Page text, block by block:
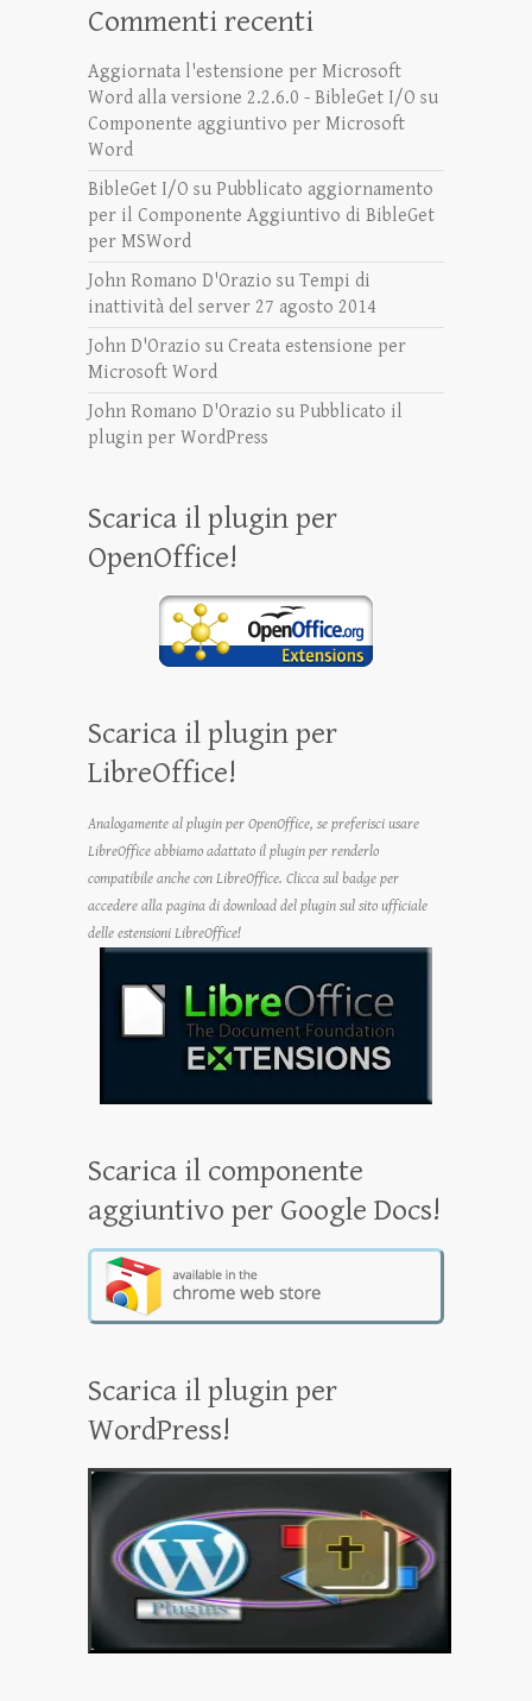
Commenti recenti
Aggiornata l'estensione per Microsoft
Word alla versione 2.2.6.0 - BibleGet I/O su
Componente aggiuntivo per Microsoft
Word
BibleGet I/O su Pubblicato aggiornamento
per il Componente Aggiuntivo di BibleGet
per MSWord
John Romano D'Orazio su Tempi di
inattività del server 27 agosto 2014
John D'Orazio su Creata estensione per
Microsoft Word
John Romano D'Orazio su Pubblicato il
plugin per WordPress
Scarica il plugin per
OpenOffice!
Scarica il plugin per
LibreOffice!
Analogamente al plugin per OpenOffice, se preferisci usare
LibreOffice abbiamo adattato il plugin per renderlo
compatibile anche con LibreOffice. Clicca sul badge per
accedere alla pagina di download del plugin sul sito ufficiale
delle estensioni LibreOffice!
Scarica il componente
aggiuntivo per Google Docs!
Scarica il plugin per
WordPress!